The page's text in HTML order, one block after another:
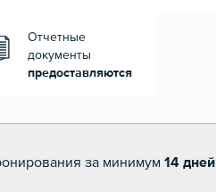
Отчетные
документы
предоставляются
за минимум 14 дней